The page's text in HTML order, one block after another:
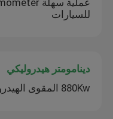
للسيارات
دينامومتر هيدروليكي
880Kw المقوى الهيدروليكي للمركبات التجارية